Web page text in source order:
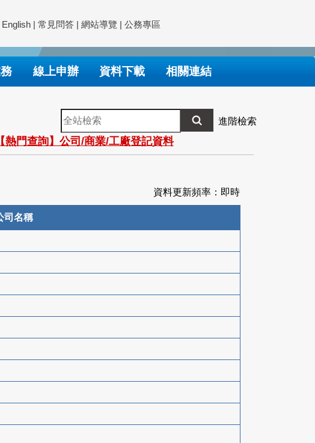
English | 常見問答 | 網站導覽 | 公務專區
線上申辦 資料下載 相關連結
全
站
檢
索
進階檢索
【熱門查詢】公司/商業/工廠登記資料
資料更新頻率：即時
司名稱